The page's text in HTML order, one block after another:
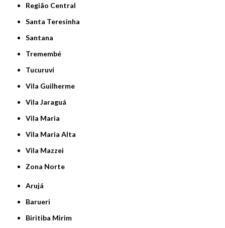
Região Central
Santa Teresinha
Santana
Tremembé
Tucuruvi
Vila Guilherme
Vila Jaraguá
Vila Maria
Vila Maria Alta
Vila Mazzei
Zona Norte
Arujá
Barueri
Biritiba Mirim